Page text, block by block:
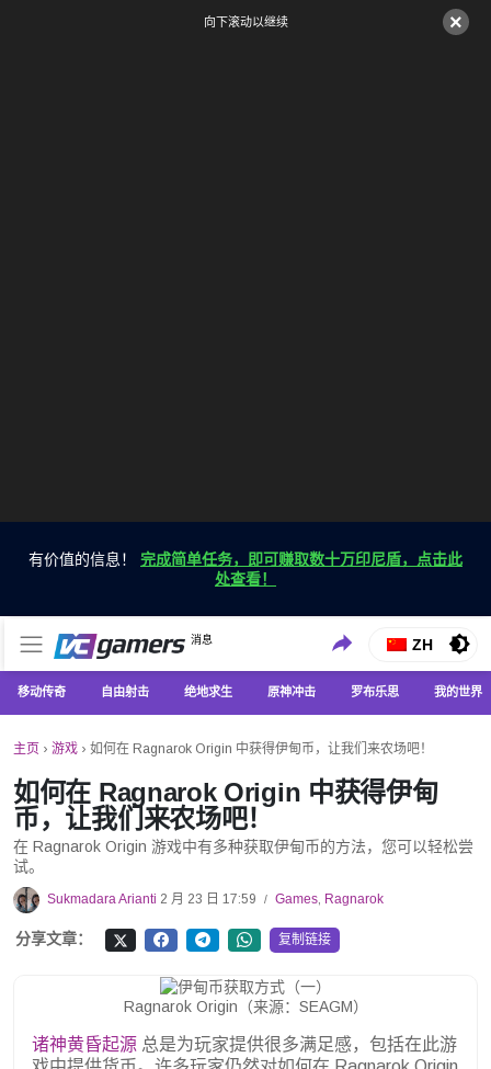
×
向下滚动以继续
有价值的信息！ 完成简单任务，即可赚取数十万印尼盾，点击此
处查看！
VC游戏新闻
消息
仅在 VCGamers 获取最新的游戏新闻
ZH
移动传奇 自由射击 绝地求生 原神冲击 罗布乐思 我的世界
主页 › 游戏 › 如何在 Ragnarok Origin 中获得伊甸币，让我们来农场吧！
如何在 Ragnarok Origin 中获得伊甸
币，让我们来农场吧！
在 Ragnarok Origin 游戏中有多种获取伊甸币的方法，您可以轻松尝
试。
Sukmadara Arianti 2 月 23 日 17:59 / Games, Ragnarok
分享文章： 复制链接
Ragnarok Origin（来源：SEAGM）
诸神黄昏起源 总是为玩家提供很多满足感，包括在此游